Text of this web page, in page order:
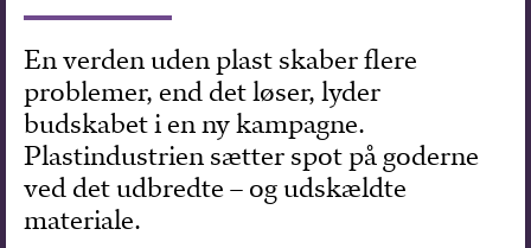
En verden uden plast skaber flere
problemer, end det løser, lyder
budskabet i en ny kampagne.
Plastindustrien sætter spot på goderne
ved det udbredte – og udskældte
materiale.